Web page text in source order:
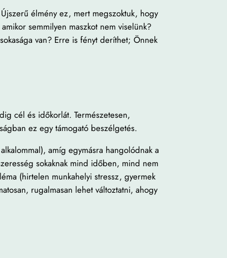
élmény ez, mert megszoktuk, hogy
semmilyen maszkot nem viselünk?
van? Erre is fényt deríthet; Önnek
cél és időkorlát. Természetesen,
ez egy támogató beszélgetés.
amíg egymásra hangolódnak a
sokaknak mind időben, mind nem
(hirtelen munkahelyi stressz, gyermek
rugalmasan lehet változtatni, ahogy